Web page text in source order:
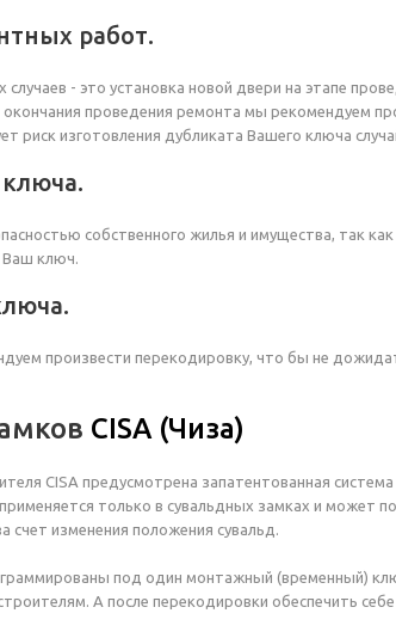
работ.
- это установка новой двери на этапе
проведения ремонта мы рекомендуем
риск изготовления дубликата Вашего ключа
собственного жилья и имущества, так
Ваш ключ.
произвести перекодировку, что бы не
CISA (Чиза)
CISA предусмотрена запатентованная
только в сувальдных замках и может
счет изменения положения сувальд.
под один монтажный (временный)
А после перекодировки обеспечить